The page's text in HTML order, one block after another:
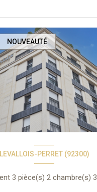
NOUVEAUTÉ
LEVALLOIS-PERRET (92300)